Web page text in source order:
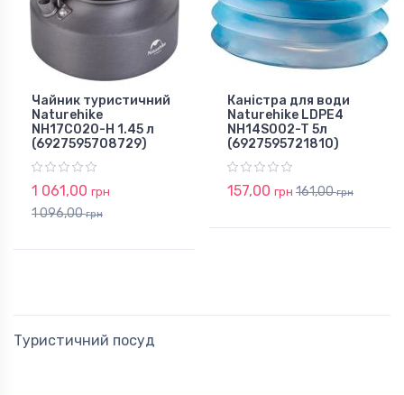
Чайник туристичний
Naturehike
NH17C020-H 1.45 л
(6927595708729)
1 061,00 грн
1 096,00грн
Каністра для води
Naturehike LDPE4
NH14S002-T 5л
(6927595721810)
157,00 грн 161,00грн
Туристичний посуд